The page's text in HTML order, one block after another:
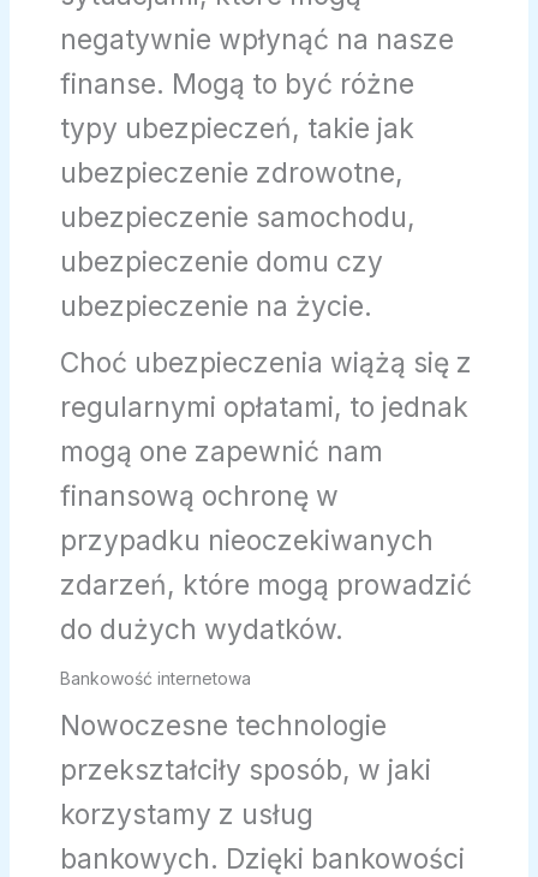
negatywnie wpłynąć na nasze
finanse. Mogą to być różne
typy ubezpieczeń, takie jak
ubezpieczenie zdrowotne,
ubezpieczenie samochodu,
ubezpieczenie domu czy
ubezpieczenie na życie.
Choć ubezpieczenia wiążą się z
regularnymi opłatami, to jednak
mogą one zapewnić nam
finansową ochronę w
przypadku nieoczekiwanych
zdarzeń, które mogą prowadzić
do dużych wydatków.
Bankowość internetowa
Nowoczesne technologie
przekształciły sposób, w jaki
korzystamy z usług
bankowych. Dzięki bankowości